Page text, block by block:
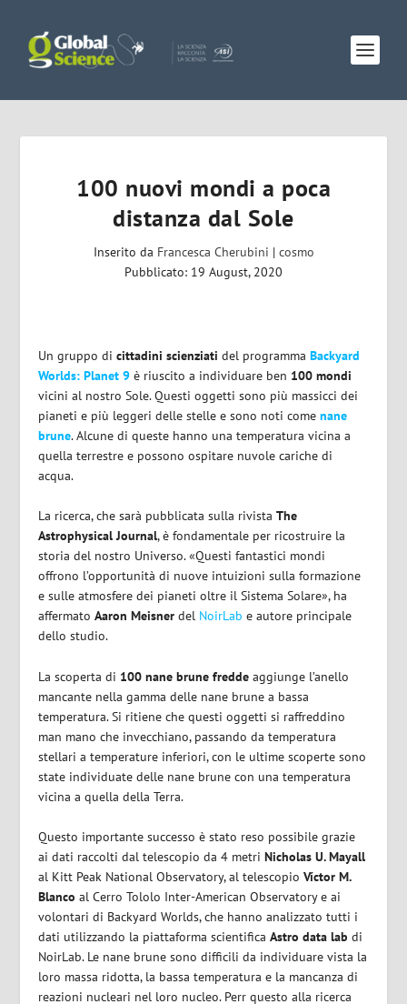
100 nuovi mondi a poca
distanza dal Sole
Inserito da Francesca Cherubini | cosmo
Pubblicato: 19 August, 2020
Un gruppo dicittadini scienziati del programmaBackyard
Worlds: Planet 9 è riuscito a individuare ben 100 mondi
vicini al nostro Sole. Questi oggetti sono più massicci dei
pianeti e più leggeri delle stelle e sono noti comenane
brune. Alcune di queste hanno una temperatura vicina a
quella terrestre e possono ospitare nuvole cariche di
acqua.
La ricerca, che sarà pubblicata sulla rivistaThe
Astrophysical Journal, è fondamentale per ricostruire la
storia del nostro Universo. «Questi fantastici mondi
offrono l’opportunità di nuove intuizioni sulla formazione
e sulle atmosfere dei pianeti oltre il Sistema Solare», ha
affermatoAaron Meisner del NoirLab e autore principale
dello studio.
La scoperta di 100 nane brune fredde aggiunge l’anello
mancante nella gamma delle nane brune a bassa
temperatura. Si ritiene che questi oggetti si raffreddino
man mano che invecchiano, passando da temperatura
stellari a temperature inferiori, con le ultime scoperte sono
state individuate delle nane brune con una temperatura
vicina a quella della Terra.
Questo importante successo è stato reso possibile grazie
ai dati raccolti dal telescopio da 4 metriNicholas U. Mayall
al Kitt Peak National Observatory, al telescopioVíctor M.
Blanco al Cerro Tololo Inter-American Observatory e ai
volontari di Backyard Worlds, che hanno analizzato tutti i
dati utilizzando la piattaforma scientificaAstro data lab di
NoirLab. Le nane brune sono difficili da individuare vista la
loro massa ridotta, la bassa temperatura e la mancanza di
reazioni nucleari nel loro nucleo. Perr questo alla ricerca